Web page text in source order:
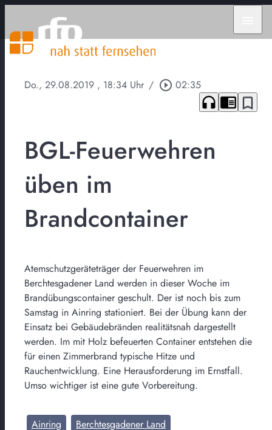
Do., 29.08.2019 , 18:34 Uhr / play_circle_outline 02:35
headphones chrome_reader_mode bookmark_border
BGL-Feuerwehren
üben im
Brandcontainer
Atemschutzgeräteträger der Feuerwehren im
Berchtesgadener Land werden in dieser Woche im
Brandübungscontainer geschult. Der ist noch bis zum
Samstag in Ainring stationiert. Bei der Übung kann der
Einsatz bei Gebäudebränden realitätsnah dargestellt
werden. Im mit Holz befeuerten Container entstehen die
für einen Zimmerbrand typische Hitze und
Rauchentwicklung. Eine Herausforderung im Ernstfall.
Umso wichtiger ist eine gute Vorbereitung.
Ainring
Berchtesgadener Land